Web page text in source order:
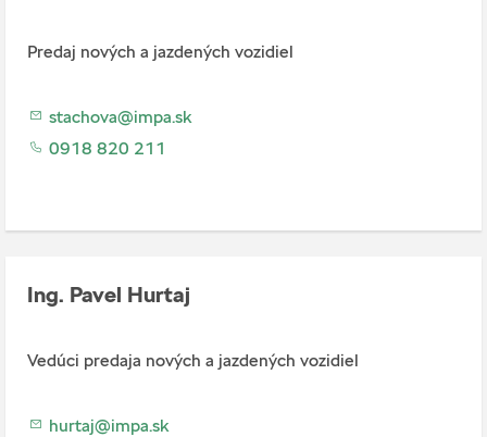
Predaj nových a jazdených vozidiel
stachova@impa.sk
0918 820 211
Ing. Pavel Hurtaj
Vedúci predaja nových a jazdených vozidiel
hurtaj@impa.sk